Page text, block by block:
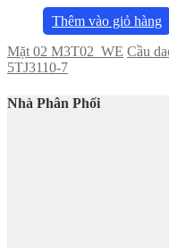
Thêm vào giỏ hàng
Mặt 02 M3T02_WE Cầu
5TJ3110-7
Nhà Phân Phối